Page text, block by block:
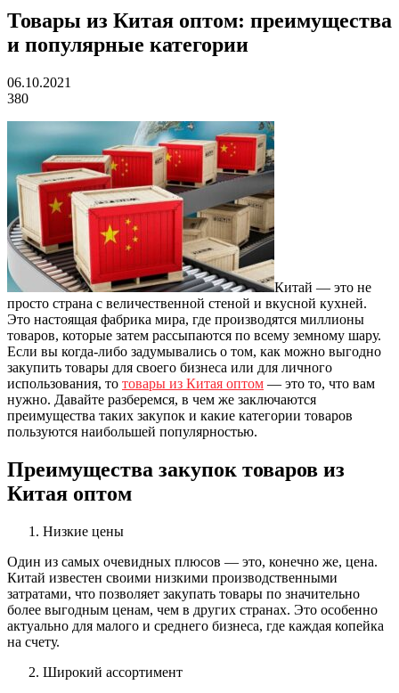
Товары из Китая оптом: преимущества
и популярные категории
06.10.2021
380
Китай — это не
просто страна с величественной стеной и вкусной кухней.
Это настоящая фабрика мира, где производятся миллионы
товаров, которые затем рассыпаются по всему земному шару.
Если вы когда-либо задумывались о том, как можно выгодно
закупить товары для своего бизнеса или для личного
использования, то товары из Китая оптом — это то, что вам
нужно. Давайте разберемся, в чем же заключаются
преимущества таких закупок и какие категории товаров
пользуются наибольшей популярностью.
Преимущества закупок товаров из
Китая оптом
Низкие цены
Один из самых очевидных плюсов — это, конечно же, цена.
Китай известен своими низкими производственными
затратами, что позволяет закупать товары по значительно
более выгодным ценам, чем в других странах. Это особенно
актуально для малого и среднего бизнеса, где каждая копейка
на счету.
Широкий ассортимент